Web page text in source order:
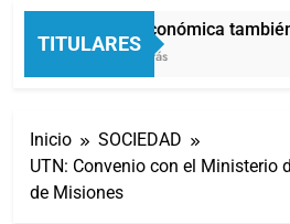
TITULARES
La crisis económica
46 Minutos Atrás
Inicio
SOCIEDAD
UTN: Convenio con el Ministerio
de Misiones